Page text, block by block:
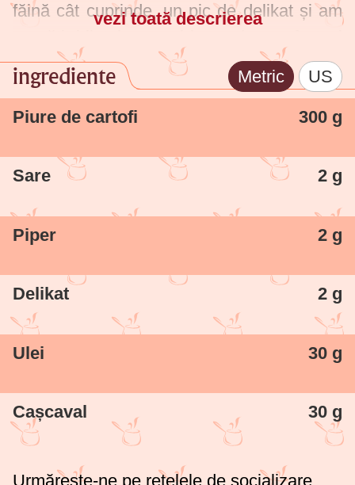
făină cât cuprinde, un pic de delikat și am
pentru prăjit, o nebunie... s-au mâncat
imediat, eu nu le-am folosit ca și aperitiv,
însă merg bine și simple. Poftă bună
vezi toată descrierea
ingrediente Metric US
Piure de cartofi 300 g
Sare 2 g
Piper 2 g
Delikat 2 g
Ulei 30 g
Cașcaval 30 g
Urmărește-ne pe rețelele de socializare